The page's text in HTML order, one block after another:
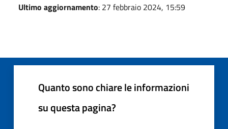
Ultimo aggiornamento: 27 febbraio 2024, 15:59
Quanto sono chiare le informazioni
su questa pagina?